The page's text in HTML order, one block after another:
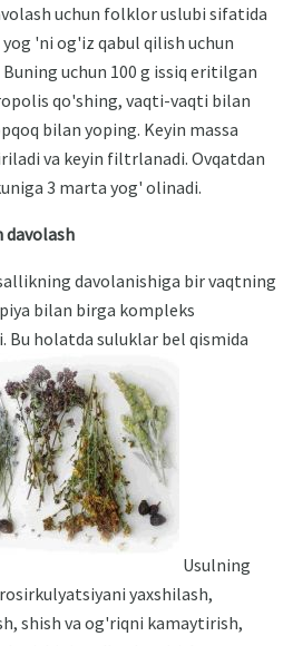
uchun folklor uslubi sifatida
'ni og'iz qabul qilish uchun
uchun 100 g issiq eritilgan
qo'shing, vaqti-vaqti bilan
bilan yoping. Keyin massa
va keyin filtrlanadi. Ovqatdan
3 marta yog' olinadi.
davolanishiga bir vaqtning
bilan birga kompleks
Bu holatda suluklar bel qismida
Usulning
yaxshilash,
shish va og'riqni kamaytirish,